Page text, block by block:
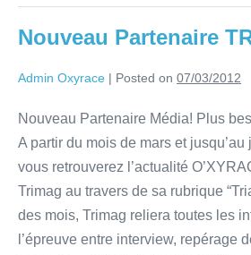
Nouveau Partenaire
Admin Oxyrace | Posted on 07/03/2012
Nouveau Partenaire Média! Plus
A partir du mois de mars et jusqu’au
vous retrouverez l’actualité
Trimag au travers de sa rubrique
des mois, Trimag reliera toutes les
l’épreuve entre interview, repérage